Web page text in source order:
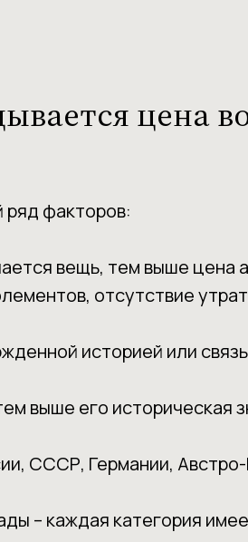
цена
факторов:
вещь, тем выше цена
отсутствие
историей или
выше его историческая
СССР, Германии,
– каждая категория